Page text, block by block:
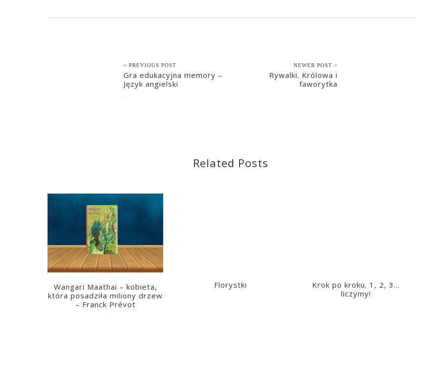
< PREVIOUS POST
Gra edukacyjna memory –
Język angielski
NEWER POST >
Rywalki. Królowa i
faworytka
Related Posts
Wangari Maathai – kobieta,
która posadziła miliony drzew
– Franck Prévot
Florystki
Krok po kroku. 1, 2, 3…
liczymy!